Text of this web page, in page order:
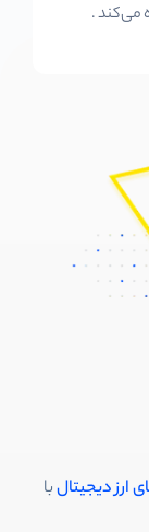
می‌کند .
ارز دیجیتالبا